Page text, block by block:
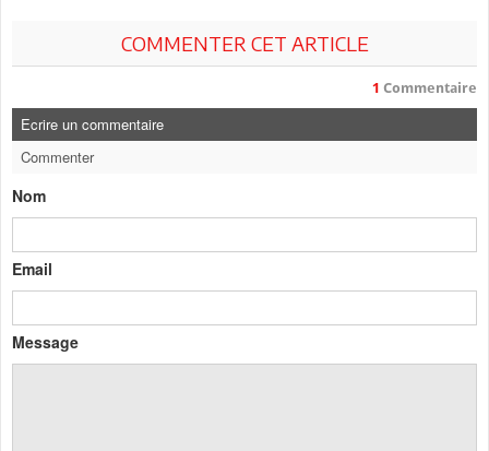
COMMENTER CET ARTICLE
1 Commentaire
Ecrire un commentaire
Commenter
Nom
Email
Message